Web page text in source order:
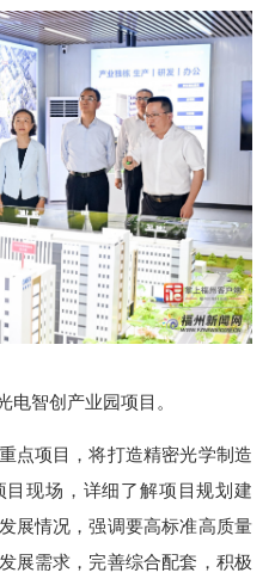
电智创产业园项目。
点项目，将打造精密光学制造
现场，详细了解项目规划建
展情况，强调要高标准高质量
展需求，完善综合配套，积极